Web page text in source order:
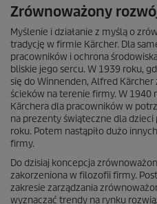
Zrównoważony
Myślenie i działanie z myślą o
tradycję w firmie Kärcher. Dla
pracowników i ochrona
bliskie jego sercu. W 1939 roku,
się do Winnenden, Alfred Kärcher
ścieków na terenie firmy. W 1940
Kärchera dla pracowników w
na prezenty świąteczne dla
roku. Potem nastąpiło dużo
firmy.
Do dzisiaj koncepcja
zakorzeniona w filozofii firmy.
zakresie zarządzania
wyznaczać trendy na rynku